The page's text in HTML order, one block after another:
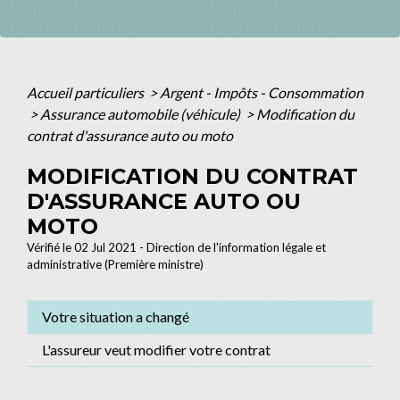
Accueil particuliers > Argent - Impôts - Consommation
> Assurance automobile (véhicule) > Modification du
contrat d'assurance auto ou moto
MODIFICATION DU CONTRAT
D'ASSURANCE AUTO OU
MOTO
Vérifié le 02 Jul 2021 - Direction de l'information légale et
administrative (Première ministre)
Votre situation a changé
L'assureur veut modifier votre contrat